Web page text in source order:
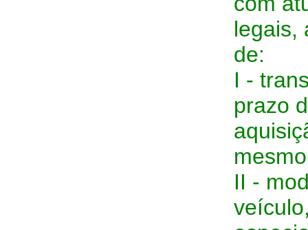
legais,
de:
I -
prazo
II -